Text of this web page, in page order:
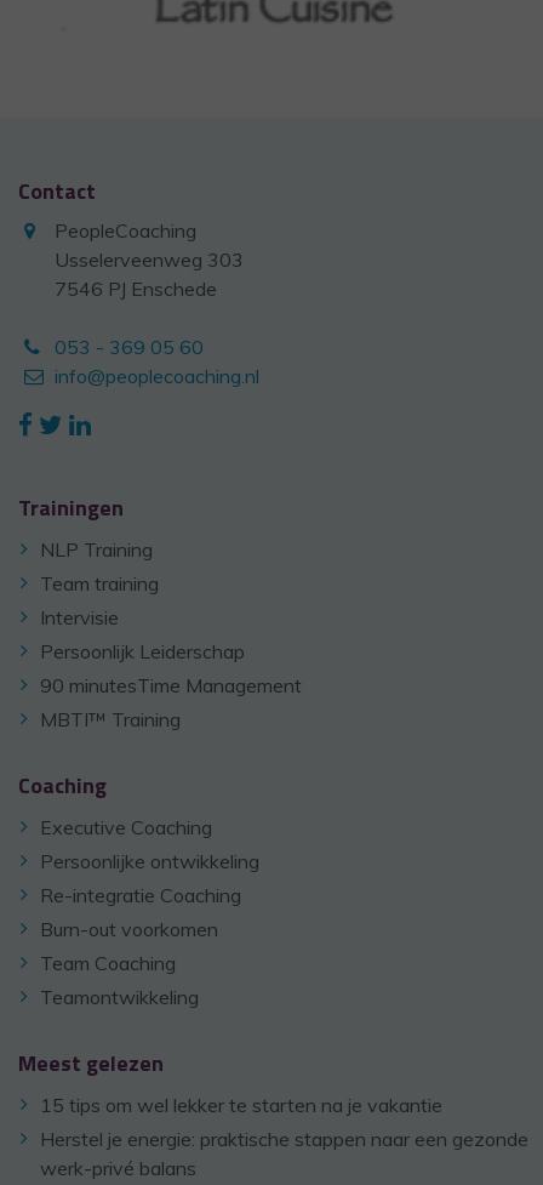
Contact
PeopleCoaching
Usselerveenweg 303
7546 PJ Enschede
053 - 369 05 60
info@peoplecoaching.nl
Trainingen
NLP Training
Team training
Intervisie
Persoonlijk Leiderschap
90 minutesTime Management
MBTI™ Training
Coaching
Executive Coaching
Persoonlijke ontwikkeling
Re-integratie Coaching
Burn-out voorkomen
Team Coaching
Teamontwikkeling
Meest gelezen
15 tips om wel lekker te starten na je vakantie
Herstel je energie: praktische stappen naar een gezonde
werk-privé balans